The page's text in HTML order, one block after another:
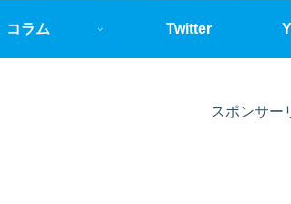
コラム Twitter
スポンサー